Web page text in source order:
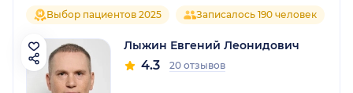
Выбор пациентов 2025 Записалось 190 человек
Лыжин Евгений Леонидович
4.3 20 отзывов